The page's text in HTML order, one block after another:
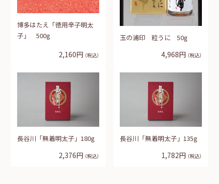
博多はたえ「徳用辛子明太
子」 500g
2,160円 （税込）
玉の浦印 粒うに 50g
4,968円 （税込）
長谷川「無着明太子」180g
2,376円 （税込）
長谷川「無着明太子」135g
1,782円 （税込）